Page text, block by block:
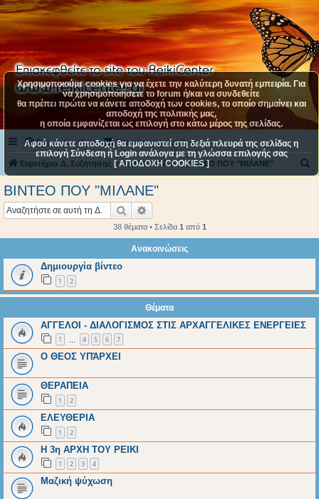
Συχνές ερωτήσεις Επικοινωνήστε μαζί μας
Ευρετήριο Δ. Συζήτησης ΚΑΤΗΓΟΡΙΑ 2 ΒΙΝΤΕΟ ΠΟΥ "ΜΙΛΑΝΕ"
η
ΒΙΝΤΕΟ ΠΟΥ "ΜΙΛΑΝΕ"
Αναζήτηση
38 θέματα • Σελίδα 1 από 1
Ανακοινώσεις
Δημιουργία βίντεο
1 2
Θέματα
ΑΓΓΕΛΟΙ - ΔΙΑΛΟΓΙΣΜΟΣ ΣΤΙΣ ΑΡΧΑΓΓΕΛΙΚΕΣ ΕΝΕΡΓΕΙΕΣ
1 4 5 6 7
Ο ΘΕΟΣ ΥΠΆΡΧΕΙ
ΘΕΡΑΠΕΙΑ
1 2
ΕΛΕΥΘΕΡΙΑ
1 2
Η 3η ΑΡΧΗ ΤΟΥ ΡΕΙΚΙ
1 2 3 4
Μαζική ψύχωση
Χρησιμοποιούμε cookies για να έχετε την καλύτερη δυνατή εμπειρία. Για
να χρησιμοποιήσετε το forum ή/και να συνδεθείτε
θα πρέπει πρώτα να κάνετε αποδοχή των cookies, το οποίο σημαίνει και
αποδοχή της πολιτικής μας,
η οποία εμφανίζεται ως επιλογή στο κάτω μέρος της σελίδας.
Αφού κάνετε αποδοχή θα εμφανιστεί στη δεξιά πλευρά της σελίδας η
επιλογή Σύνδεση ή Login ανάλογα με τη γλώσσα επιλογής σας
[ ΑΠΟΔΟΧΗ COOKIES ]